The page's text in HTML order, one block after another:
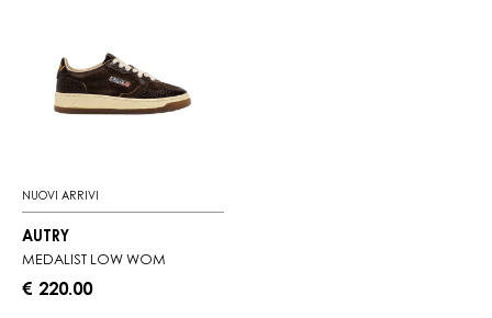
NUOVI ARRIVI
AUTRY
MEDALIST LOW WOM
€ 220.00